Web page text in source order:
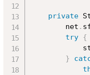
private
        net
.
try {
}